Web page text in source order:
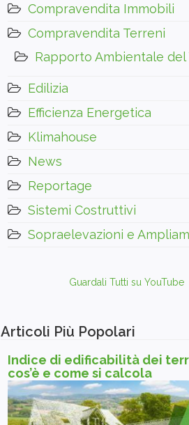
Compravendita Immobili
Compravendita Terreni
Rapporto Ambientale del
Edilizia
Efficienza Energetica
Klimahouse
News
Reportage
Sistemi Costruttivi
Sopraelevazioni e
Guardali Tutti su YouTube
Articoli Più Popolari
Indice di edificabilità dei
cos’è e come si calcola